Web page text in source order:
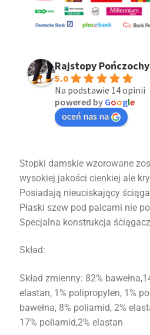
Rajstopy
5.0
Na podstawie 14 opinii
powered by Google
oceń nas na
Stopki damskie wzorowane
wysokiej jakości cienkiej ale
Posiadają nieuciskający
Płaski szew pod palcami nie
Specjalna konstrukcja
Skład:
Skład zmienny: 82%
elastan, 1% polipropylen, 1%
bawełna, 8% poliamid, 2%
17% poliamid,2% elastan